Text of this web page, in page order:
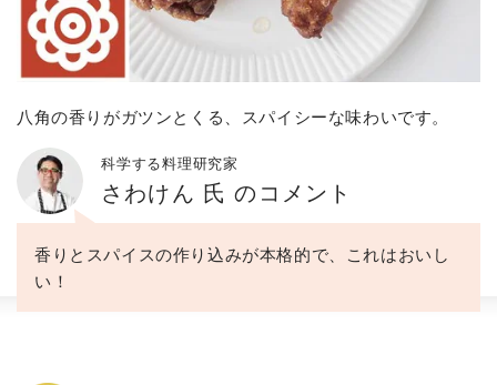
八角の香りがガツンとくる、スパイシーな味わいです。
科学する料理研究家
さわけん 氏 のコメント
香りとスパイスの作り込みが本格的で、これはおいし
い！